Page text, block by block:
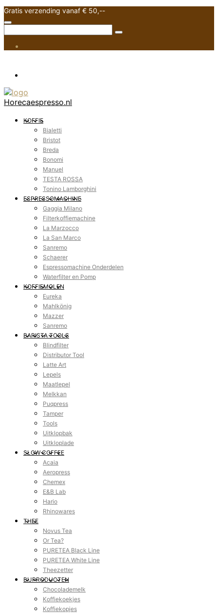
Gratis verzending vanaf € 50,--
Horecaespresso.nl
KOFFIE
Bialetti
Bristot
Breda
Bonomi
Manuel
TESTA ROSSA
Tonino Lamborghini
ESPRESSOMACHINE
Gaggia Milano
Filterkoffiemachine
La Marzocco
La San Marco
Sanremo
Schaerer
Espressomachine Onderdelen
Waterfilter en Pomp
KOFFIEMOLEN
Eureka
Mahlkönig
Mazzer
Sanremo
BARISTA TOOLS
Blindfilter
Distributor Tool
Latte Art
Lepels
Maatlepel
Melkkan
Puqpress
Tamper
Tools
Uitklopbak
Uitkloplade
SLOW COFFEE
Acaia
Aeropress
Chemex
E&B Lab
Hario
Rhinowares
THEE
Novus Tea
Or Tea?
PURETEA Black Line
PURETEA White Line
Theezetter
BIJPRODUCTEN
Chocolademelk
Koffiekoekjes
Koffiekopjes